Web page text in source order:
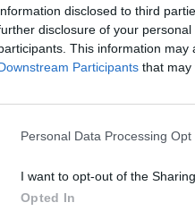
disclosed to third
disclosure of your
This information
Participants that may
Personal Data Processing Opt
I want to opt-out of the
Opted In